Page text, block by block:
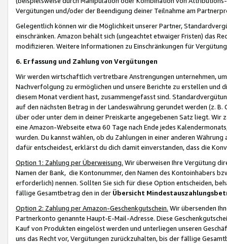
Vergütungen und/oder der Beendigung deiner Teilnahme am
Gelegentlich können wir die Möglichkeit unserer Partner,
einschränken. Amazon behält sich (ungeachtet etwaiger Fristen) das
modifizieren. Weitere Informationen zu Einschränkungen für
6. Erfassung und Zahlung von Vergütungen
Wir werden wirtschaftlich vertretbare Anstrengungen unternehmen,
Nachverfolgung zu ermöglichen und unsere Berichte zu erstellen und
diesem Monat verdient hast, zusammengefasst sind.
auf den nächsten Betrag in der Landeswährung gerundet werden (z.
über oder unter dem in deiner Preiskarte angegebenen Satz liegt.
eine Amazon-Webseite etwa 60 Tage nach Ende jedes
wurden. Du kannst wählen, ob du Zahlungen in einer anderen
dafür entscheidest, erklärst du dich damit einverstanden, dass die
Option 1: Zahlung per Überweisung. Wir überweisen Ihre Vergütung
Namen der Bank, die Kontonummer, den Namen des Kontoinhabers
erforderlich) nennen. Sollten Sie sich für diese Option entscheiden,
fällige Gesamtbetrag den in der Übersicht
Option 2: Zahlung per Amazon-Geschenkgutschein. Wir übersenden
Partnerkonto genannte Haupt-E-Mail-Adresse. Diese
Kauf von Produkten eingelöst werden und unterliegen unseren
uns das Recht vor, Vergütungen zurückzuhalten, bis der fällige